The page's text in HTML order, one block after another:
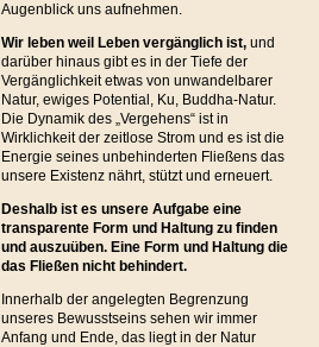
Augenblick uns aufnehmen.
Wir leben weil Leben vergänglich ist, und
darüber hinaus gibt es in der Tiefe der
Vergänglichkeit etwas von unwandelbarer
Natur, ewiges Potential, Ku, Buddha-Natur.
Die Dynamik des „Vergehens“ ist in
Wirklichkeit der zeitlose Strom und es ist die
Energie seines unbehinderten Fließens das
unsere Existenz nährt, stützt und erneuert.
Deshalb ist es unsere Aufgabe eine
transparente Form und Haltung zu finden
und auszuüben. Eine Form und Haltung die
das Fließen nicht behindert.
Innerhalb der angelegten Begrenzung
unseres Bewusstseins sehen wir immer
Anfang und Ende, das liegt in der Natur